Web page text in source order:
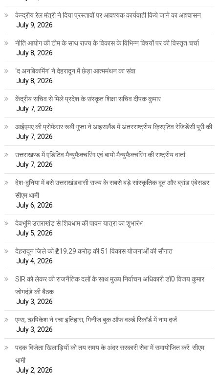
केन्द्रीय रेल मंत्री ने दिया प्रस्तावों पर आवश्यक कार्यवाही किये जाने का आश्वासन
July 9, 2026
नीति आयोग की टीम के साथ राज्य के विकास के विभिन्न विषयों पर की विस्तृत चर्चा
July 8, 2026
‘द अनबिकमिंग’ ने देहरादून में छेड़ा आत्ममंथन का संवा
July 8, 2026
केंद्रीय सचिव से मिले प्रदेश के संस्कृत शिक्षा सचिव दीपक कुमार
July 7, 2026
आईएमए की प्रोफेसर रूबी गुप्ता ने आइसलैंड में अंतरराष्ट्रीय क्रिएटिव रेजिडेंसी पूरी की
July 7, 2026
उत्तराखण्ड में एडिटिव मैन्युफैक्चरिंग एवं बायो मैन्युफैक्चरिंग की राष्ट्रीय वार्ता
July 7, 2026
देश-दुनिया में बसे उत्तराखंडवासी राज्य के सबसे बड़े सांस्कृतिक दूत और ब्रांड एंबेसडर:
सीएम धामी
July 6, 2026
देवभूमि उत्तराखंड से शिवधाम की पावन यात्रा का शुभारंभ
July 5, 2026
देहरादून जिले को ₹219.29 करोड़ की 51 विकास योजनाओं की सौगात
July 4, 2026
SIR को लेकर की राजनैतिक दलों के साथ मुख्य निर्वाचन अधिकारी डॉ0 विजय कुमार
जोगदंडे की बैठक
July 3, 2026
एम्स, ऋषिकेश ने रचा इतिहास, गिनीज बुक ऑफ वर्ल्ड रिकॉर्ड में नाम दर्ज
July 3, 2026
पदक विजेता खिलाड़ियों को तय समय के अंदर सरकारी सेवा में समायोजित करें: सीएम
धामी
July 2, 2026